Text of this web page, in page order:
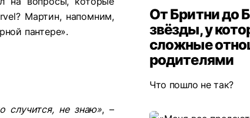
Мартин, напомним,
пантере».
случится, не знаю», –
От Бритни до
звёзды, у
сложные
родителями
Что пошло не так?